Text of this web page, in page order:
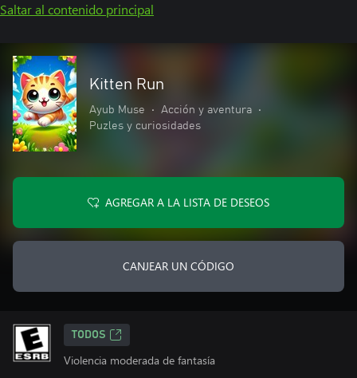
Saltar al contenido principal
Kitten Run
Ayub Muse • Acción y aventura
•
Puzles y curiosidades
AGREGAR A LA LISTA DE DESEOS
CANJEAR UN CÓDIGO
TODOS
Violencia moderada de fantasía